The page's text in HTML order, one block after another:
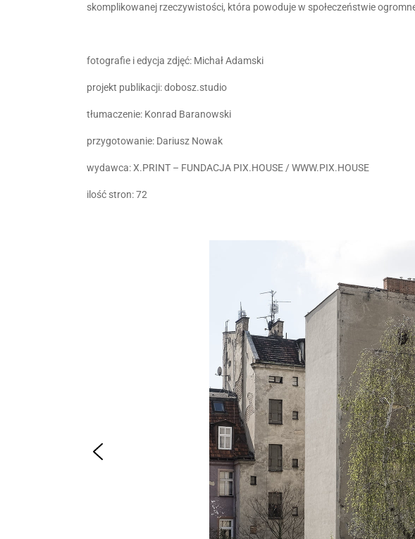
skomplikowanej rzeczywistości, która powoduje w społeczeństwie
fotografie i edycja zdjęć: Michał Adamski
projekt publikacji: dobosz.studio
tłumaczenie: Konrad Baranowski
przygotowanie: Dariusz Nowak
wydawca: X.PRINT – FUNDACJA PIX.HOUSE / WWW.PIX.HOUSE
ilość stron: 72